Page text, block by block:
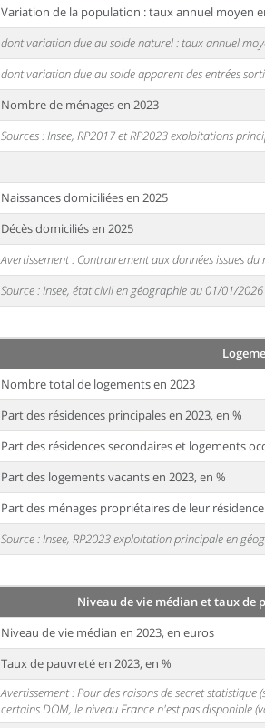
Variation de la population : taux annuel moyen
dont variation due au solde naturel : taux annuel
dont variation due au solde apparent des entrées
Nombre de ménages en 2023
Sources : Insee, RP2017 et RP2023 exploitations
Naissances domiciliées en 2025
Décès domiciliés en 2025
Avertissement : Contrairement aux données issues
Source : Insee, état civil en géographie au 01/01/2026
Nombre total de logements en 2023
Part des résidences principales en 2023, en %
Part des résidences secondaires et logements
Part des logements vacants en 2023, en %
Part des ménages propriétaires de leur
Source : Insee, RP2023 exploitation principale en
Niveau de vie médian et taux de
Niveau de vie médian en 2023, en euros
Taux de pauvreté en 2023, en %
Avertissement : Pour des raisons de secret
certains DOM, le niveau France n'est pas disponible